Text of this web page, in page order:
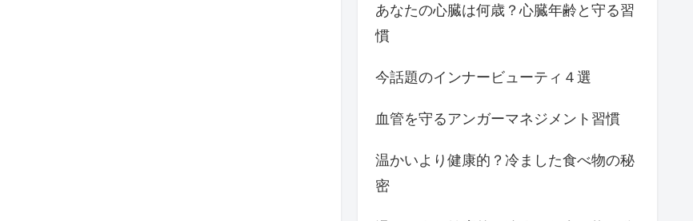
あなたの心臓は何歳？心臓年齢と守る習
慣
今話題のインナービューティ４選
血管を守るアンガーマネジメント習慣
温かいより健康的？冷ました食べ物の秘
密